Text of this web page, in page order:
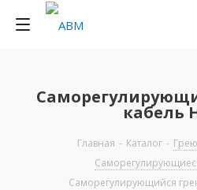
кабель
Главная - Каталог -
Саморегулирующийся